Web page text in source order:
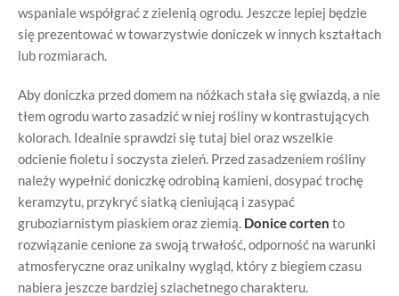
wspaniale współgrać z zielenią ogrodu. Jeszcze lepiej będzie
się prezentować w towarzystwie doniczek w innych kształtach
lub rozmiarach.
Aby doniczka przed domem na nóżkach stała się gwiazdą, a nie
tłem ogrodu warto zasadzić w niej rośliny w kontrastujących
kolorach. Idealnie sprawdzi się tutaj biel oraz wszelkie
odcienie fioletu i soczysta zieleń. Przed zasadzeniem rośliny
należy wypełnić doniczkę odrobiną kamieni, dosypać trochę
keramzytu, przykryć siatką cieniującą i zasypać
gruboziarnistym piaskiem oraz ziemią. Donice corten to
rozwiązanie cenione za swoją trwałość, odporność na warunki
atmosferyczne oraz unikalny wygląd, który z biegiem czasu
nabiera jeszcze bardziej szlachetnego charakteru.